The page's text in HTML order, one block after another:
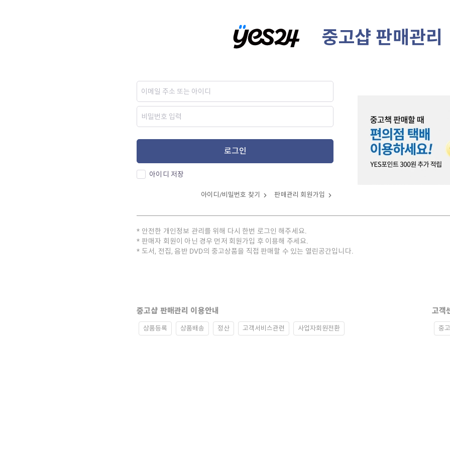
중고샵 판매관리
로그인
아이디 저장
아이디/비밀번호 찾기 판매관리 회원가입
안전한 개인정보 관리를 위해 다시 한번 로그인 해주세요.
판매자 회원이 아닌 경우 먼저 회원가입 후 이용해 주세요.
도서, 전집, 음반 DVD의 중고상품을 직접 판매할 수 있는 열린공간입니다.
중고샵 판매관리 이용안내
상품등록 상품배송 정산 고객서비스관련 사업자회원전환
고객
중